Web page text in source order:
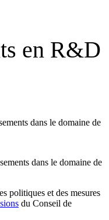
en R&D
dans le domaine de
dans le domaine de
politiques et des mesures
du Conseil de